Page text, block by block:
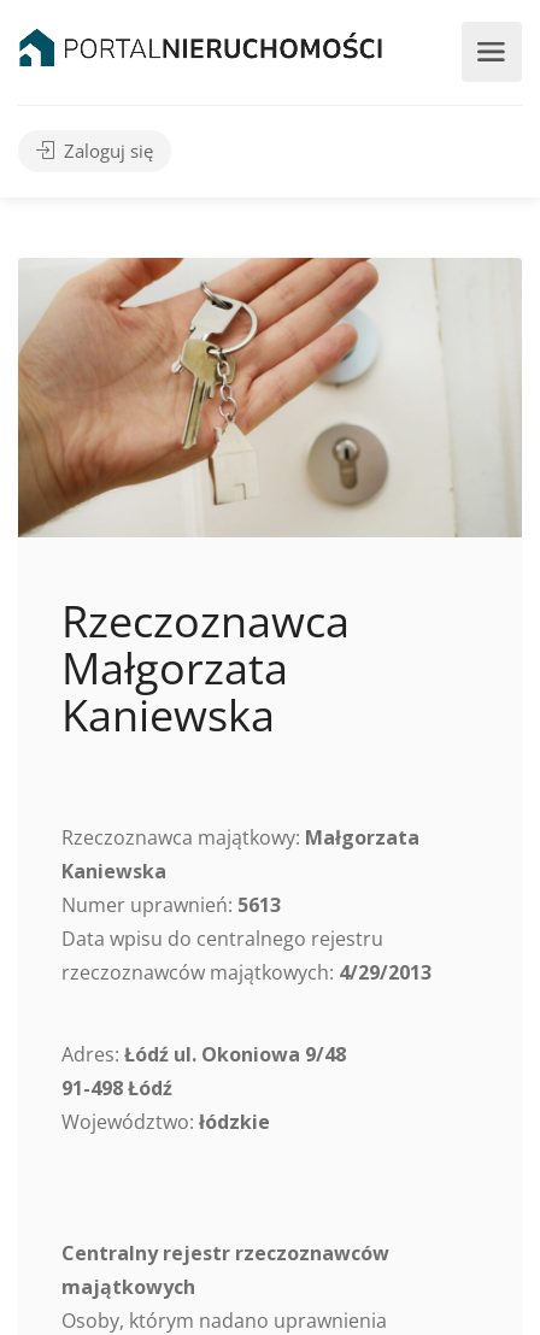
Zaloguj się
Rzeczoznawca
Małgorzata
Kaniewska
Rzeczoznawca majątkowy: Małgorzata
Kaniewska
Numer uprawnień: 5613
Data wpisu do centralnego rejestru
rzeczoznawców majątkowych: 4/29/2013
Adres: Łódź ul. Okoniowa 9/48
91-498 Łódź
Województwo: łódzkie
Centralny rejestr rzeczoznawców
majątkowych
Osoby, którym nadano uprawnienia